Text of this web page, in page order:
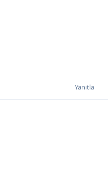
Yanıtla